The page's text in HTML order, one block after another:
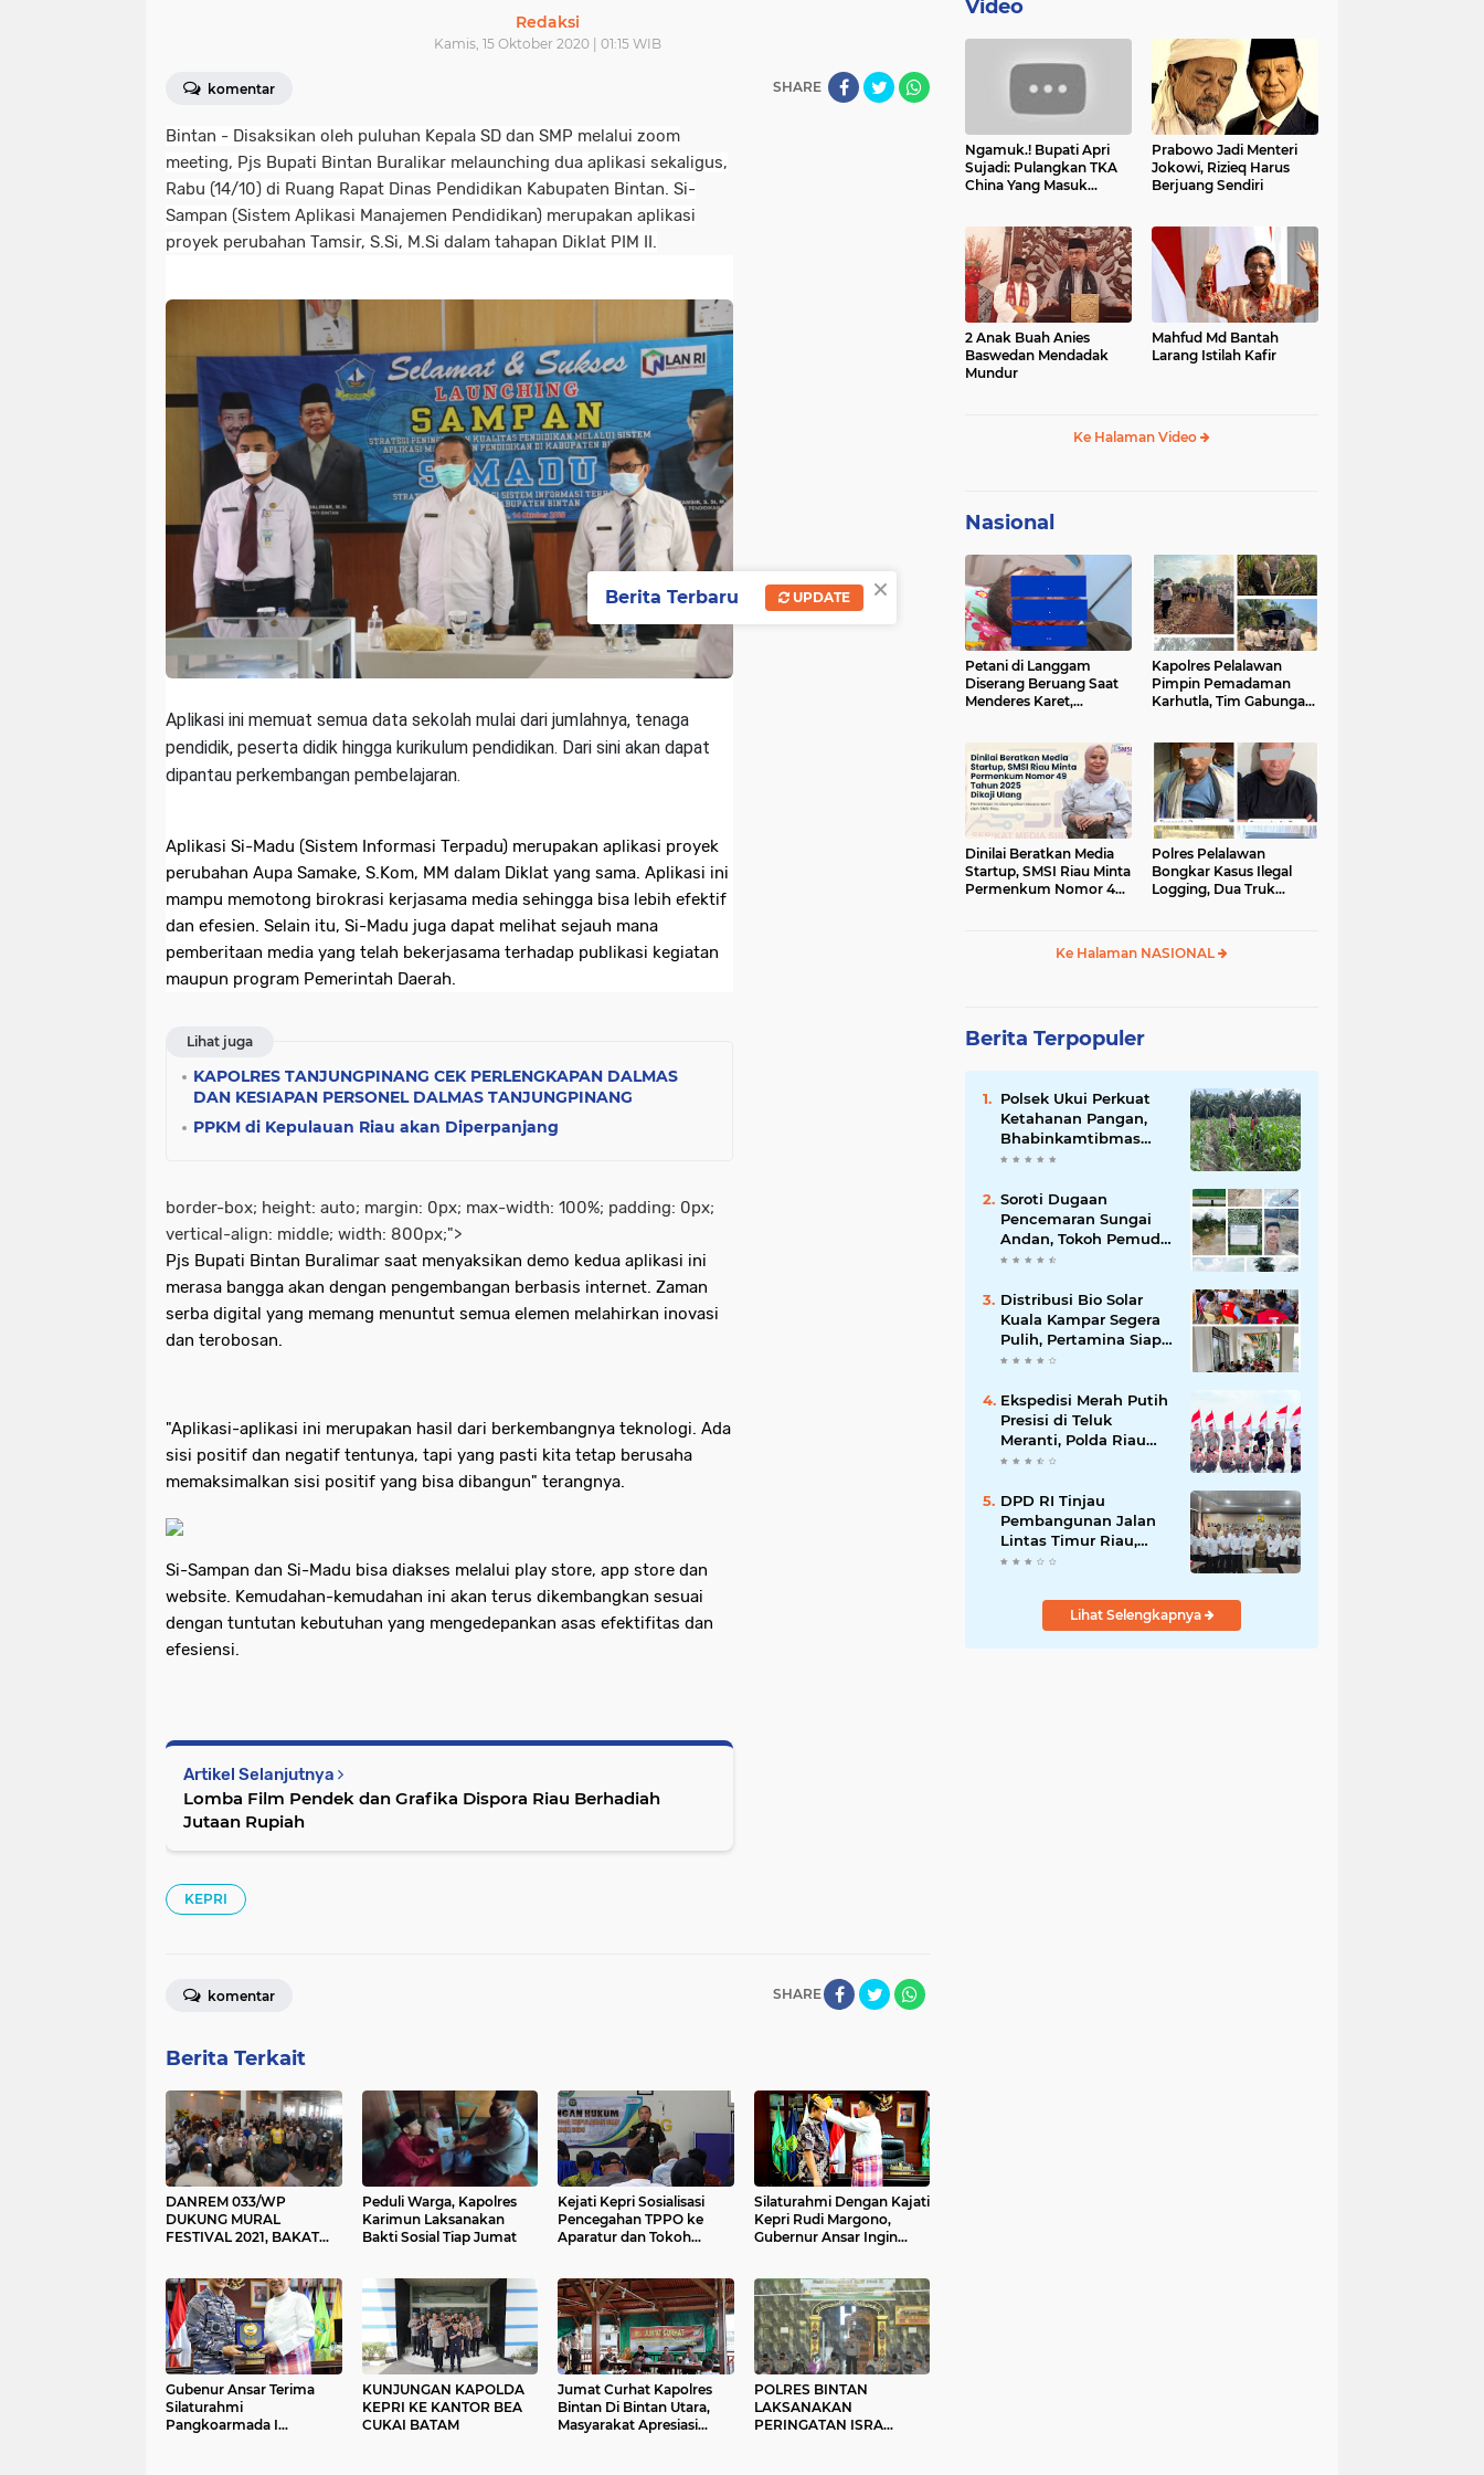
Redaksi
Kamis, 15 Oktober 2020 | 01:15 WIB
komentar SHARE
Bintan - Disaksikan oleh puluhan Kepala SD dan SMP melalui zoom
meeting, Pjs Bupati Bintan Buralikar melaunching dua aplikasi sekaligus,
Rabu (14/10) di Ruang Rapat Dinas Pendidikan Kabupaten Bintan. Si-
Sampan (Sistem Aplikasi Manajemen Pendidikan) merupakan aplikasi
proyek perubahan Tamsir, S.Si, M.Si dalam tahapan Diklat PIM II.
Aplikasi ini memuat semua data sekolah mulai dari jumlahnya, tenaga
pendidik, peserta didik hingga kurikulum pendidikan. Dari sini akan dapat
dipantau perkembangan pembelajaran.
Aplikasi Si-Madu (Sistem Informasi Terpadu) merupakan aplikasi proyek
perubahan Aupa Samake, S.Kom, MM dalam Diklat yang sama. Aplikasi ini
mampu memotong birokrasi kerjasama media sehingga bisa lebih efektif
dan efesien. Selain itu, Si-Madu juga dapat melihat sejauh mana
pemberitaan media yang telah bekerjasama terhadap publikasi kegiatan
maupun program Pemerintah Daerah.
Lihat juga
KAPOLRES TANJUNGPINANG CEK PERLENGKAPAN DALMAS
DAN KESIAPAN PERSONEL DALMAS TANJUNGPINANG
PPKM di Kepulauan Riau akan Diperpanjang
border-box; height: auto; margin: 0px; max-width: 100%; padding: 0px;
vertical-align: middle; width: 800px;">
Pjs Bupati Bintan Buralimar saat menyaksikan demo kedua aplikasi ini
merasa bangga akan dengan pengembangan berbasis internet. Zaman
serba digital yang memang menuntut semua elemen melahirkan inovasi
dan terobosan.
"Aplikasi-aplikasi ini merupakan hasil dari berkembangnya teknologi. Ada
sisi positif dan negatif tentunya, tapi yang pasti kita tetap berusaha
memaksimalkan sisi positif yang bisa dibangun" terangnya.
Si-Sampan dan Si-Madu bisa diakses melalui play store, app store dan
website. Kemudahan-kemudahan ini akan terus dikembangkan sesuai
dengan tuntutan kebutuhan yang mengedepankan asas efektifitas dan
efesiensi.
Artikel Selanjutnya
Lomba Film Pendek dan Grafika Dispora Riau Berhadiah
Jutaan Rupiah
KEPRI
SHARE
komentar
Berita Terkait
DANREM 033/WP
DUKUNG MURAL
FESTIVAL 2021, BAKAT
Peduli Warga, Kapolres
Karimun Laksanakan
Bakti Sosial Tiap Jumat
Kejati Kepri Sosialisasi
Pencegahan TPPO ke
Aparatur dan Tokoh
Silaturahmi Dengan Kajati
Kepri Rudi Margono,
Gubernur Ansar Ingin
Gubenur Ansar Terima
Silaturahmi
Pangkoarmada I
KUNJUNGAN KAPOLDA
KEPRI KE KANTOR BEA
CUKAI BATAM
Jumat Curhat Kapolres
Bintan Di Bintan Utara,
Masyarakat Apresiasi
POLRES BINTAN
LAKSANAKAN
PERINGATAN ISRA
Video
Ngamuk.! Bupati Apri
Sujadi: Pulangkan TKA
China Yang Masuk
Prabowo Jadi Menteri
Jokowi, Rizieq Harus
Berjuang Sendiri
2 Anak Buah Anies
Baswedan Mendadak
Mundur
Mahfud Md Bantah
Larang Istilah Kafir
Ke Halaman Video
Nasional
Petani di Langgam
Diserang Beruang Saat
Menderes Karet,
Kapolres Pelalawan
Pimpin Pemadaman
Karhutla, Tim Gabungan
Dinilai Beratkan Media
Startup, SMSI Riau Minta
Permenkum Nomor 49
Polres Pelalawan
Bongkar Kasus Ilegal
Logging, Dua Truk
Ke Halaman NASIONAL
Berita Terpopuler
Polsek Ukui Perkuat
Ketahanan Pangan,
Bhabinkamtibmas
Pantau Pertumbuhan
Air Hitam
Soroti Dugaan
Pencemaran Sungai
Andan, Tokoh Pemuda
Desak Investigasi PT
Distribusi Bio Solar
Kuala Kampar Segera
Pulih, Pertamina Siap
Bergerak
Ekspedisi Merah Putih
Presisi di Teluk
Meranti, Polda Riau
dan Polres Pelalawan
Demi Negeri
DPD RI Tinjau
Pembangunan Jalan
Lintas Timur Riau,
Senator Abdul Hamid
Harus Profesional dan
Tepat WaktuLihat Selengkapnya
×
Berita Terbaru UPDATE